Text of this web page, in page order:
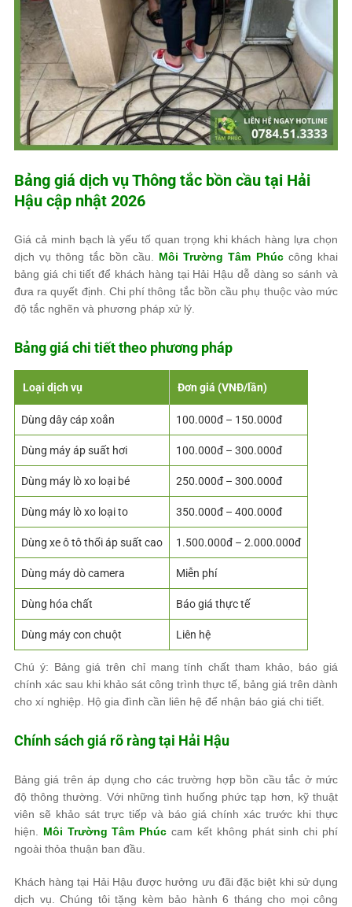
Bảng giá dịch vụ Thông tắc bồn cầu tại Hải
Hậu cập nhật 2026
Giá cả minh bạch là yếu tố quan trọng khi khách hàng lựa chọn
dịch vụ thông tắc bồn cầu. Môi Trường Tâm Phúccông khai
bảng giá chi tiết để khách hàng tại Hải Hậu dễ dàng so sánh và
đưa ra quyết định. Chi phí thông tắc bồn cầu phụ thuộc vào mức
độ tắc nghẽn và phương pháp xử lý.
Bảng giá chi tiết theo phương pháp
Loại dịch vụ Đơn giá (VNĐ/lần)
Dùng dây cáp xoắn 100.000đ – 150.000đ
Dùng máy áp suất hơi 100.000đ – 300.000đ
Dùng máy lò xo loại bé 250.000đ – 300.000đ
Dùng máy lò xo loại to 350.000đ – 400.000đ
Dùng xe ô tô thổi áp suất cao 1.500.000đ – 2.000.000đ
Dùng máy dò camera Miễn phí
Dùng hóa chất Báo giá thực tế
Dùng máy con chuột Liên hệ
Chú ý: Bảng giá trên chỉ mang tính chất tham khảo, báo giá
chính xác sau khi khảo sát công trình thực tế, bảng giá trên dành
cho xí nghiệp. Hộ gia đình cần liên hệ để nhận báo giá chi tiết.
Chính sách giá rõ ràng tại Hải Hậu
Bảng giá trên áp dụng cho các trường hợp bồn cầu tắc ở mức
độ thông thường. Với những tình huống phức tạp hơn, kỹ thuật
viên sẽ khảo sát trực tiếp và báo giá chính xác trước khi thực
hiện. Môi Trường Tâm Phúc cam kết không phát sinh chi phí
ngoài thỏa thuận ban đầu.
Khách hàng tại Hải Hậu được hưởng ưu đãi đặc biệt khi sử dụng
dịch vụ. Chúng tôi tặng kèm bảo hành 6 tháng cho mọi công